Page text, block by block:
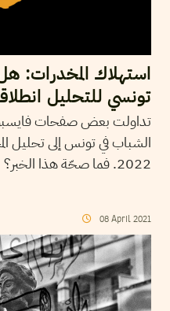
استهلاك
تونسي للتحليل
تداولت بعض صفحات
2022. فما صحّة هذا الخبر؟
08 April 2021